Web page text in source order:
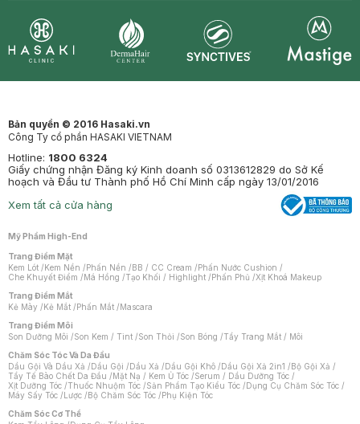
Bản quyền © 2016 Hasaki.vn
Công Ty cổ phần HASAKI VIETNAM
Hotline: 1800 6324
Giấy chứng nhận Đăng ký Kinh doanh số 0313612829 do Sở Kế
hoạch và Đầu tư Thành phố Hồ Chí Minh cấp ngày 13/01/2016
Xem tất cả cửa hàng
Mỹ Phẩm High-End
Trang Điểm Mặt
Kem Lót /Kem Nền /Phấn Nền /BB / CC Cream /Phấn Nước Cushion /
Che Khuyết Điểm /Má Hồng /Tạo Khối / Highlight /Phấn Phủ /Xịt Khoá Makeup
Trang Điểm Mắt
Kẻ Mày /Kẻ Mắt /Phấn Mắt /Mascara
Trang Điểm Môi
Son Dưỡng Môi /Son Kem / Tint /Son Thỏi /Son Bóng /Tẩy Trang Mắt / Môi
Chăm Sóc Tóc Và Da Đầu
Dầu Gội Và Dầu Xả /Dầu Gội /Dầu Xả /Dầu Gội Khô /Dầu Gội Xả 2in1 /Bộ Gội Xả /
Tẩy Tế Bào Chết Da Đầu /Mặt Nạ / Kem Ủ Tóc /Serum / Dầu Dưỡng Tóc /
Xịt Dưỡng Tóc /Thuốc Nhuộm Tóc /Sản Phẩm Tạo Kiểu Tóc /Dụng Cụ Chăm Sóc Tóc /
Máy Sấy Tóc /Lược /Bộ Chăm Sóc Tóc /Phụ Kiện Tóc
Chăm Sóc Cơ Thể